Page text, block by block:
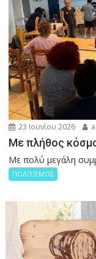
23 Ιουνίου 2026
Με πλήθος
Με πολύ μεγάλη
ΠΟΛΙΤΙΣΜΟΣ